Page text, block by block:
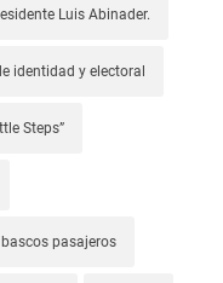
Luis Abinader.
identidad y electoral
Steps”
pasajeros